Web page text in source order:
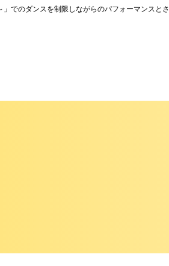
でのダンスを制限しながらのパフォーマンスとさ